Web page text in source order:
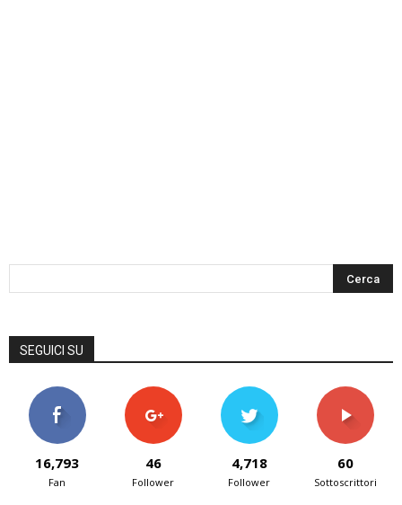
SEGUICI SU
16,793
Fan
46
Follower
4,718
Follower
60
Sottoscrittori